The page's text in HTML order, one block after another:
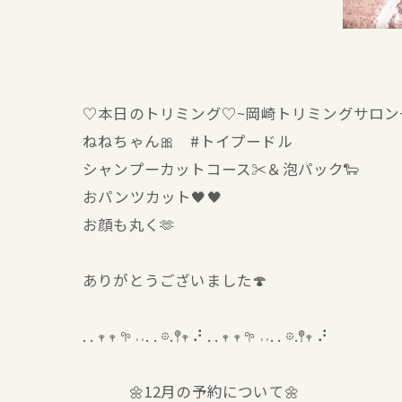
♡本日のトリミング♡⁠~岡崎トリミングサロ
ねねちゃん🎀 #トイプードル
シャンプーカットコース✂️＆泡パック🐑
おパンツカット🖤🖤
お顔も丸く🫶
ありがとうございました🍄
. . 𖥧 𖥧 𖧧 ˒˒. . 𖡼.𖤣𖥧 ⠜ . . 𖥧 𖥧 𖧧 ˒˒. . 𖡼.𖤣𖥧 ⠜
🌼12月の予約について🌼